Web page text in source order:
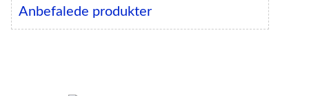
Anbefalede produkter